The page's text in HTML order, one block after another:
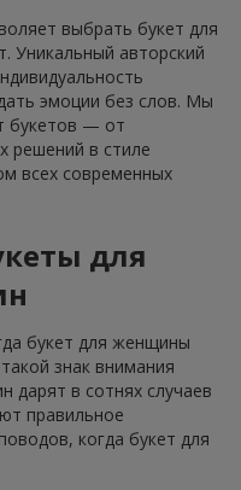
выбрать букет для
авторский
эмоции без слов. Мы
букетов — от
решений в стиле
всех современных
для
букет для женщины
знак внимания
дарят в сотнях случаев
правильное
когда букет для